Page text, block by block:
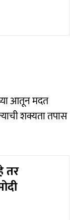
आतून मदत
शक्यता तपास
तर